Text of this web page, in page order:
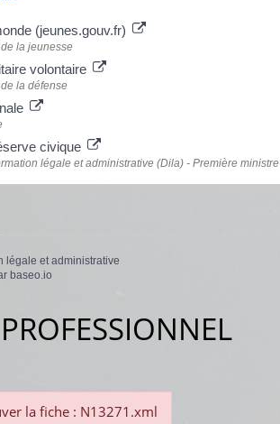
(jeunes.gouv.fr)
la jeunesse
volontaire
la défense
civique
légale et administrative (Dila) - Première ministre
légale et administrative
baseo.io
la fiche : N13271.xml